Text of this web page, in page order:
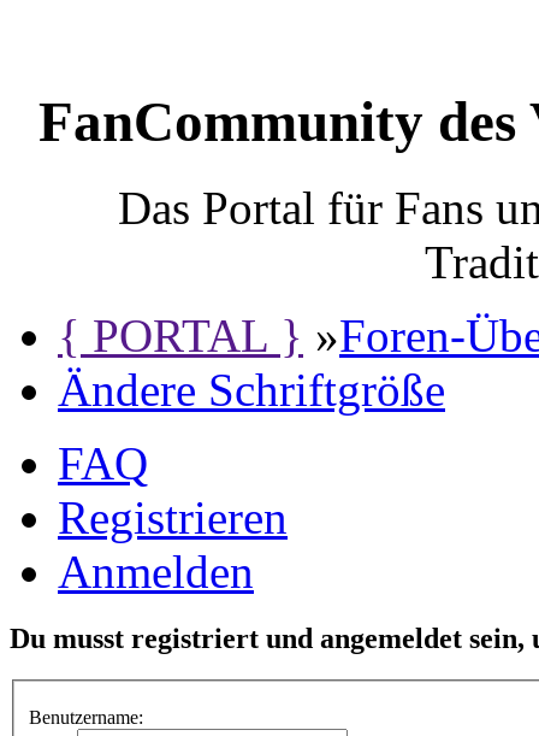
FanCommunity des
Das Portal für Fans
{ PORTAL } »Foren-
Ändere Schriftgröße
FAQ
Registrieren
Anmelden
Du musst registriert und angemeldet
Benutzername: